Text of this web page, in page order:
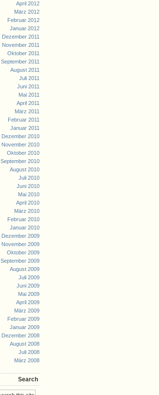
April 2012
März 2012
Februar 2012
Januar 2012
Dezember 2011
November 2011
Oktober 2011
September 2011
August 2011
Juli 2011
Juni 2011
Mai 2011
April 2011
März 2011
Februar 2011
Januar 2011
Dezember 2010
November 2010
Oktober 2010
September 2010
August 2010
Juli 2010
Juni 2010
Mai 2010
April 2010
März 2010
Februar 2010
Januar 2010
Dezember 2009
November 2009
Oktober 2009
September 2009
August 2009
Juli 2009
Juni 2009
Mai 2009
April 2009
März 2009
Februar 2009
Januar 2009
Dezember 2008
August 2008
Juli 2008
März 2008
Search